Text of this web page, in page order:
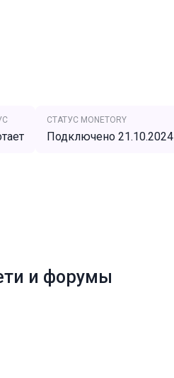
СТАТУС MONETORY
Подключено 21.10.2024
и форумы